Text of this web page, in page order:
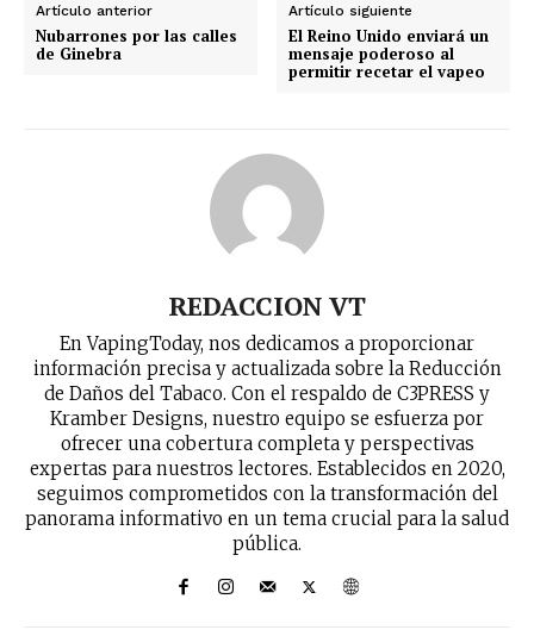
electrónico.
Subscribe to our daily clipping and
SUBSCRIBIRSE
Artículo anterior
Nubarrones por las calles
de Ginebra
Artículo siguiente
El Reino Unido enviará un
mensaje poderoso al
permitir recetar el vapeo
REDACCION VT
En VapingToday, nos dedicamos a proporcionar
información precisa y actualizada sobre la Reducción
de Daños del Tabaco. Con el respaldo de C3PRESS y
Kramber Designs, nuestro equipo se esfuerza por
ofrecer una cobertura completa y perspectivas
expertas para nuestros lectores. Establecidos en 2020,
seguimos comprometidos con la transformación del
panorama informativo en un tema crucial para la salud
pública.